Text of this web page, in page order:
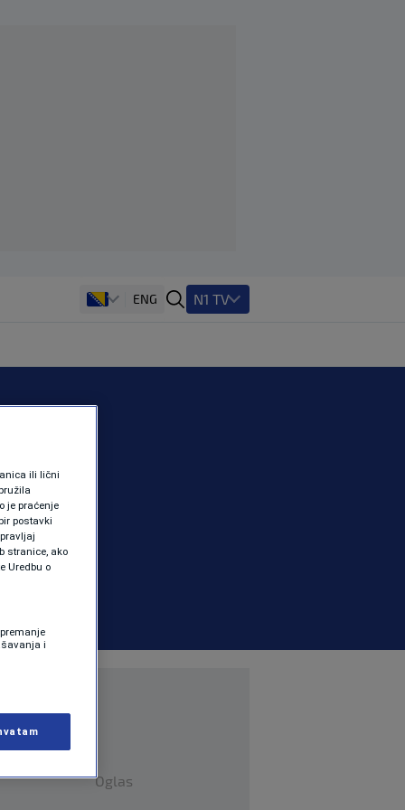
ENG N1 TV
Oglas
ili lični
je praćenje
postavki
stranice, ako
Uredbu o
i